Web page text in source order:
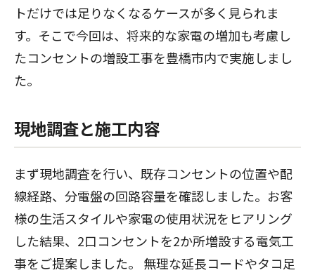
トだけでは足りなくなるケースが多く見られま
す。そこで今回は、将来的な家電の増加も考慮し
たコンセントの増設工事を豊橋市内で実施しまし
た。
現地調査と施工内容
まず現地調査を行い、既存コンセントの位置や配
線経路、分電盤の回路容量を確認しました。お客
様の生活スタイルや家電の使用状況をヒアリング
した結果、2口コンセントを2か所増設する電気工
事をご提案しました。 無理な延長コードやタコ足